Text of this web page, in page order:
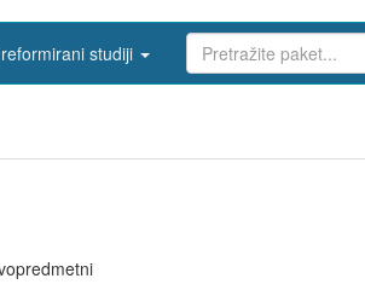
studiji